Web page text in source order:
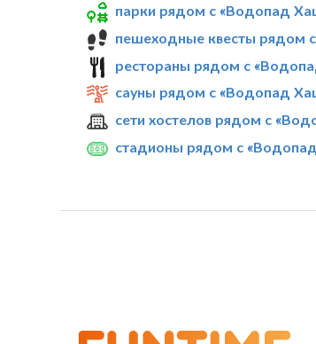
парки рядом с «Водопад
пешеходные квесты рядом
рестораны рядом с
сауны рядом с «Водопад
сети хостелов рядом с
стадионы рядом с